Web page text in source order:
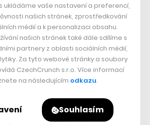
se tři roky poRyanovipodílel na
seriáluBratrstvo
kin krátce poZachraňte vojína
Nepřítel před branamineboPearl
se objevilPacifik … Sám režisér
dnes už ikonické značky
Medal of Honor, na jejichž
ukládáme vaše nastavení a preferencí,
našich stránek, zprostředkování
médií a k personalizaci obsahu.
našich stránek také dále sdílíme s
partnery z oblasti sociálních médií,
Za tyto webové stránky a soubory
CzechCrunch s.r.o. Více informací
na následujícím odkazu.
Souhlasím